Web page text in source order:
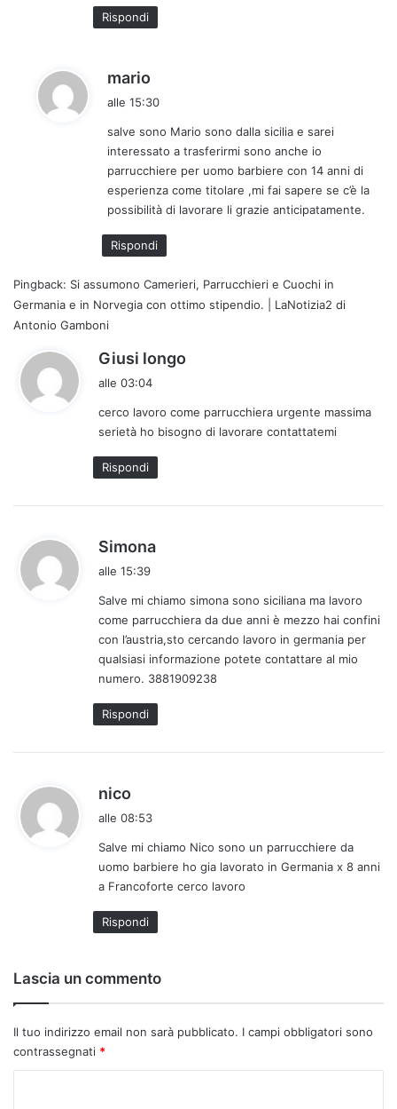
Rispondi
mario
a
e
t
t
o
:
alle 15:30
salve sono Mario sono dalla sicilia e sarei
interessato a trasferirmi sono anche io
parrucchiere per uomo barbiere con 14 anni di
esperienza come titolare ,mi fai sapere se c’è la
possibilità di lavorare li grazie anticipatamente.
Rispondi
Pingback: Si assumono Camerieri, Parrucchieri e Cuochi in
Germania e in Norvegia con ottimo stipendio. | LaNotizia2 di
Antonio Gamboni
Giusi longo
e
t
alle 03:04
cerco lavoro come parrucchiera urgente massima
serietà ho bisogno di lavorare contattatemi
Rispondi
Simona
e
t
t
o
:
alle 15:39
Salve mi chiamo simona sono siciliana ma lavoro
come parrucchiera da due anni è mezzo hai confini
con l’austria,sto cercando lavoro in germania per
qualsiasi informazione potete contattare al mio
numero. 3881909238
Rispondi
nico
a
e
t
t
o
:
alle 08:53
Salve mi chiamo Nico sono un parrucchiere da
uomo barbiere ho gia lavorato in Germania x 8 anni
a Francoforte cerco lavoro
Rispondi
Lascia un commento
Il tuo indirizzo email non sarà pubblicato. I campi obbligatori sono
contrassegnati *